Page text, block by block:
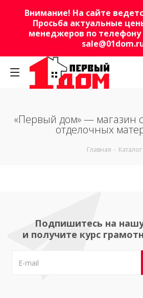
Внимание! На сайте
Просьба актуальные
менеджеров по телефону
«Первый дом» — магазин
отделочных
Главная - Каталог
Подпишитесь на
и получите курс